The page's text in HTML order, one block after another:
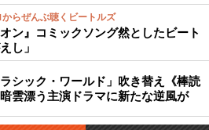
らぜんぶ聴くビートルズ
オン』コミックソング然としたビート
し」
シック・ワールド」吹き替え《棒読
雲漂う主演ドラマに新たな逆風が